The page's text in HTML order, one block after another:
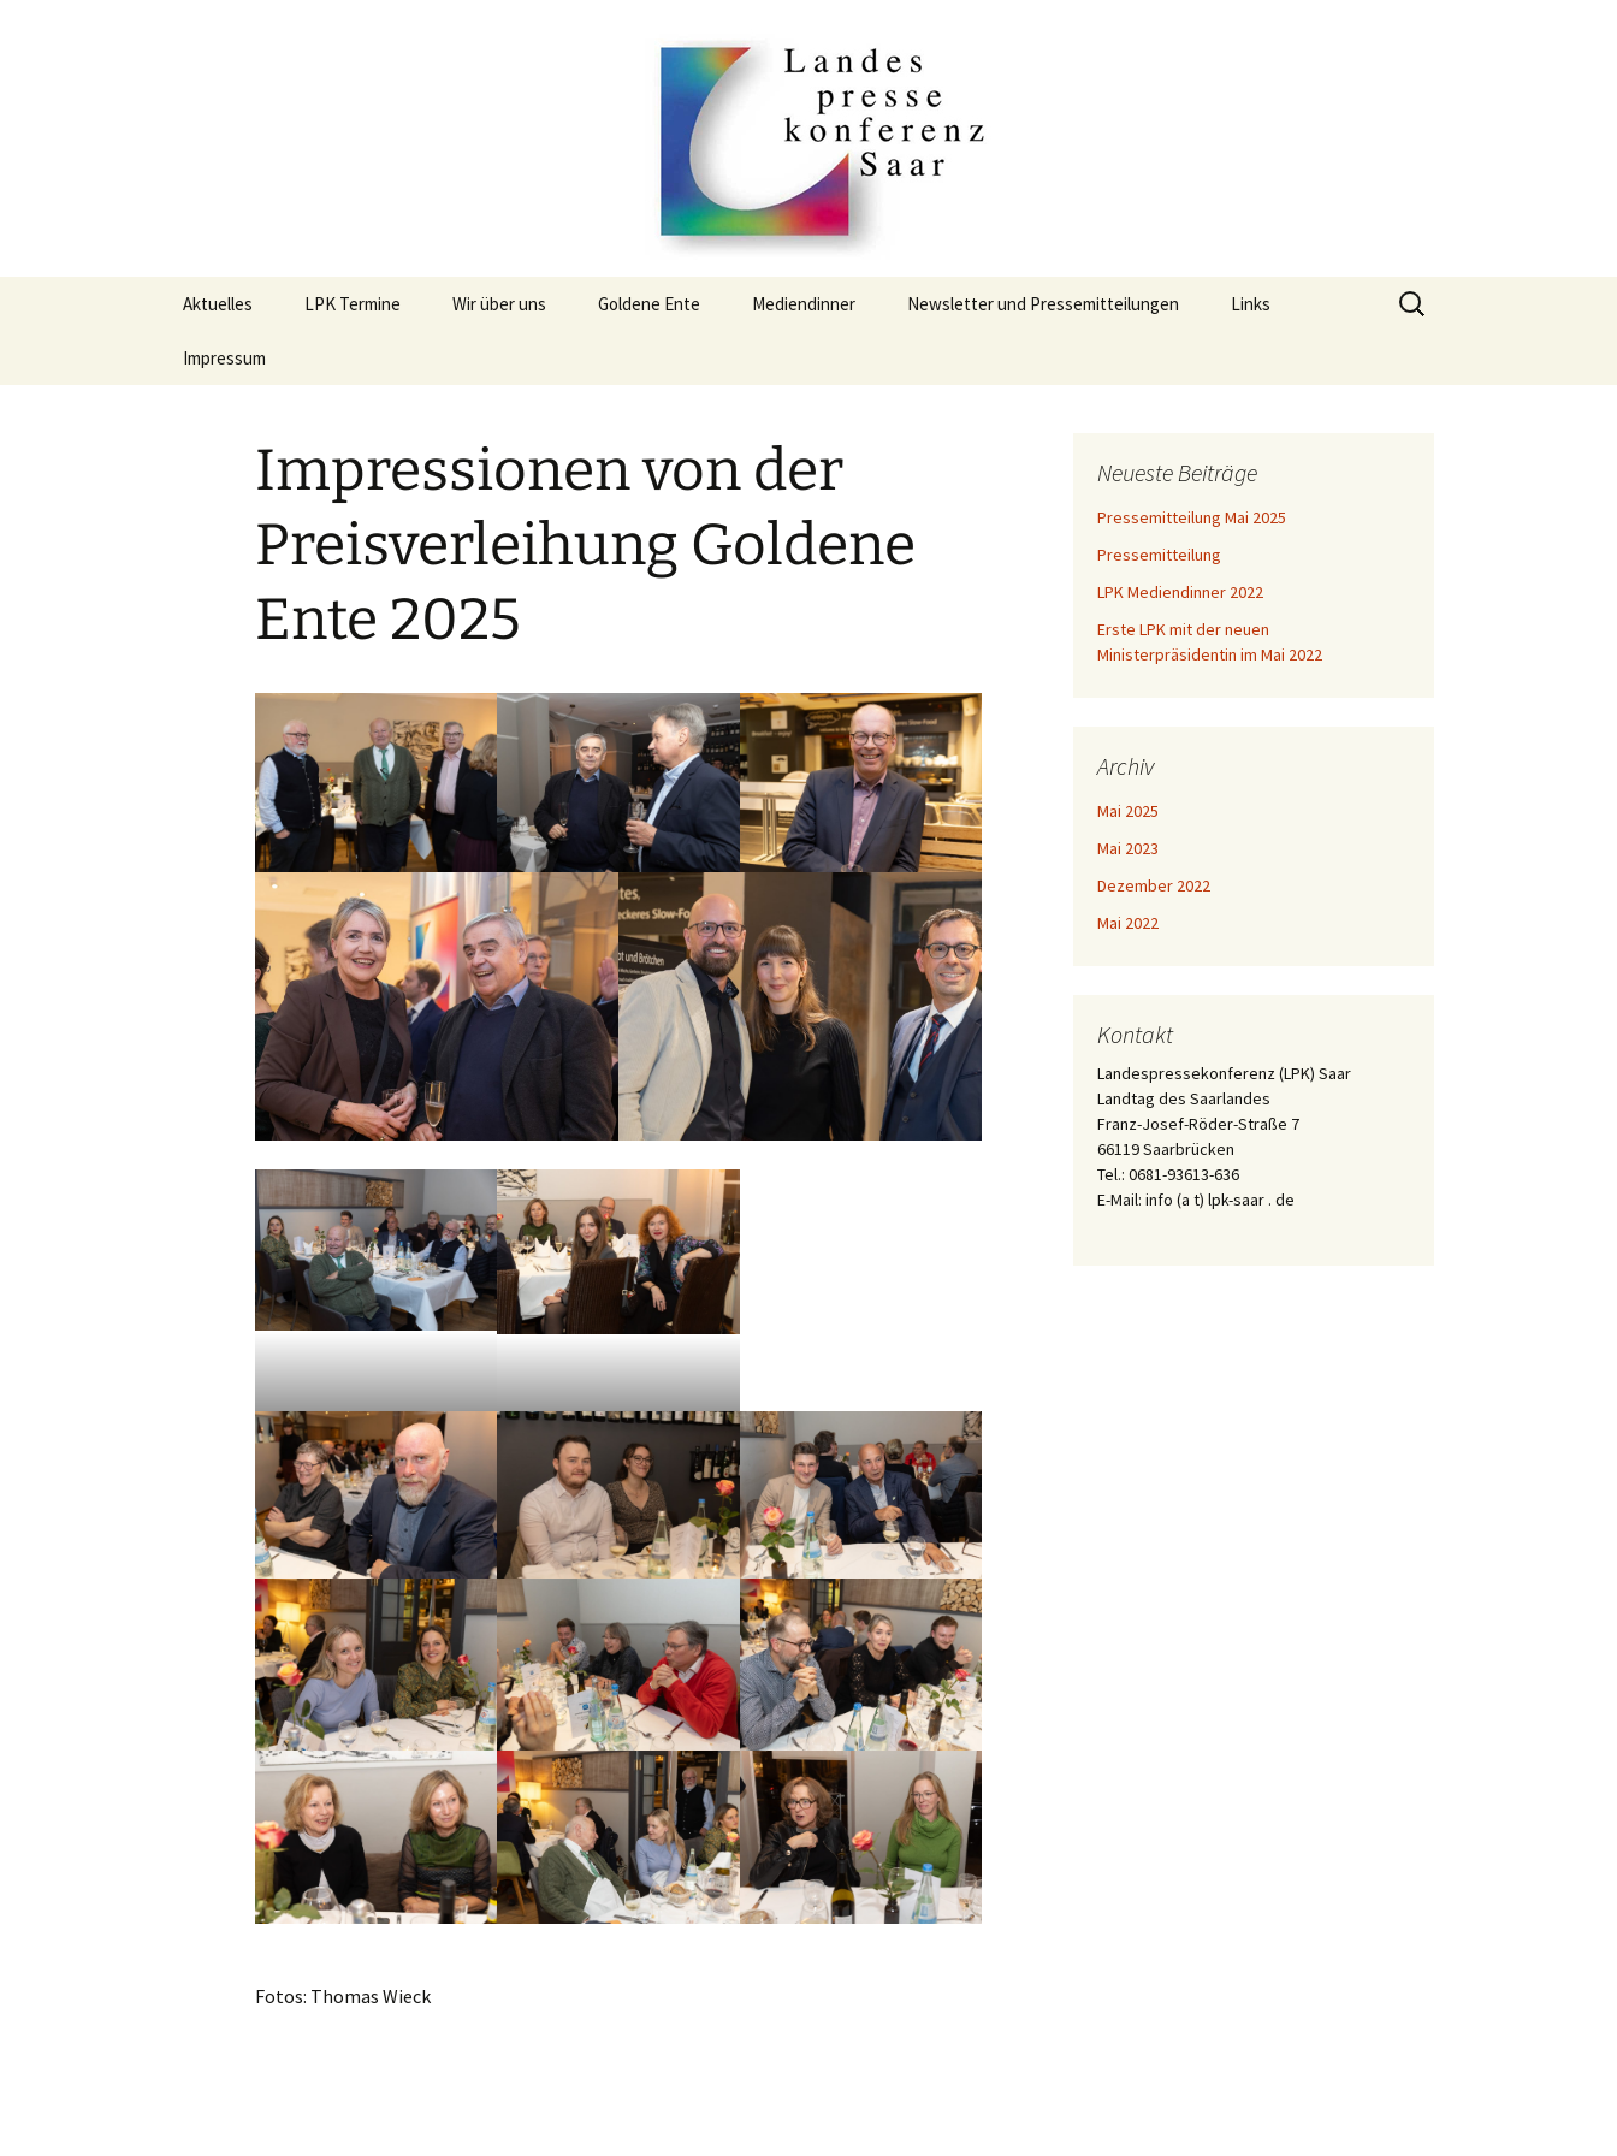
Landespressekonferenz Saar
springen
Aktuelles LPK Termine Wir über uns
Satzung
Goldene Ente Mediendinner Newsletter und Pressemitteilungen Links
Impressum
Suchen
nach:
Impressionen von der
Preisverleihung Goldene
Ente 2025
Fotos: Thomas Wieck
Neueste Beiträge
Pressemitteilung Mai 2025
Pressemitteilung
LPK Mediendinner 2022
Erste LPK mit der neuen
Ministerpräsidentin im Mai 2022
Archiv
Mai 2025
Mai 2023
Dezember 2022
Mai 2022
Kontakt
Landespressekonferenz (LPK) Saar
Landtag des Saarlandes
Franz-Josef-Röder-Straße 7
66119 Saarbrücken
Tel.: 0681-93613-636
E-Mail: info (a t) lpk-saar . de